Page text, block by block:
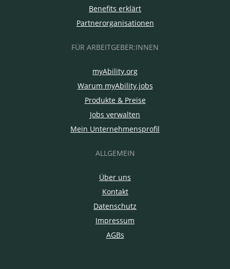
Benefits erklärt
Partnerorganisationen
FÜR ARBEITGEBER:INNEN
myAbility.org
Warum myAbility.jobs
Produkte & Preise
Jobs verwalten
Mein Unternehmensprofil
ALLGEMEIN
Über uns
Kontakt
Datenschutz
Impressum
AGBs